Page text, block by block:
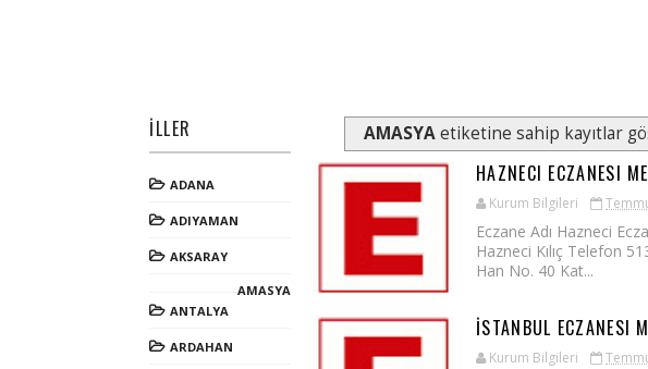
İLLER
ADANA
ADIYAMAN
AKSARAY
AMASYA
ANTALYA
ARDAHAN
AMASYAetiketine sahip kayıtlar
HAZNECI ECZANESI
Kurum Bilgileri
Eczane Adı Hazneci
Hazneci Kılıç Telefon
Han No. 40 Kat...
İSTANBUL ECZANESI
Kurum Bilgileri